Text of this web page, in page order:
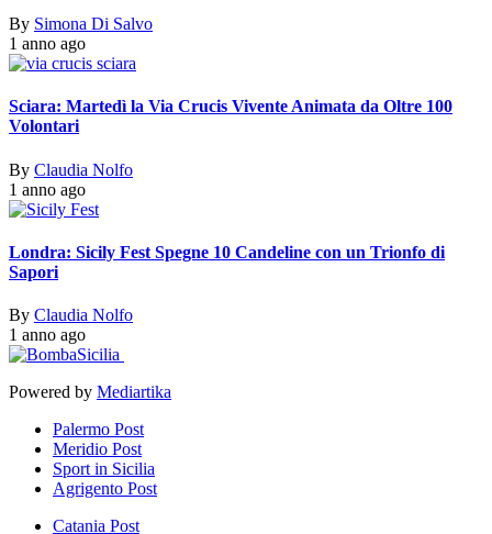
By Simona Di Salvo
1 anno ago
Sciara: Martedì la Via Crucis Vivente Animata da Oltre 100
Volontari
By Claudia Nolfo
1 anno ago
Londra: Sicily Fest Spegne 10 Candeline con un Trionfo di
Sapori
By Claudia Nolfo
1 anno ago
Powered by Mediartika
Palermo Post
Meridio Post
Sport in Sicilia
Agrigento Post
Catania Post